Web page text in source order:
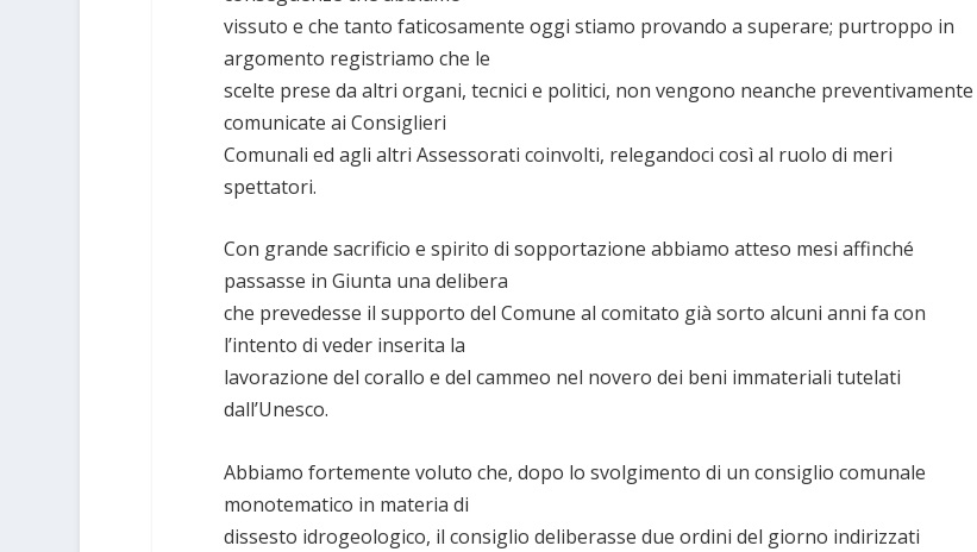
vissuto e che tanto faticosamente oggi stiamo provando a superare; purtroppo in
argomento registriamo che le
scelte prese da altri organi, tecnici e politici, non vengono neanche preventivamente
comunicate ai Consiglieri
Comunali ed agli altri Assessorati coinvolti, relegandoci così al ruolo di meri
spettatori.
Con grande sacrificio e spirito di sopportazione abbiamo atteso mesi affinché
passasse in Giunta una delibera
che prevedesse il supporto del Comune al comitato già sorto alcuni anni fa con
l’intento di veder inserita la
lavorazione del corallo e del cammeo nel novero dei beni immateriali tutelati
dall’Unesco.
Abbiamo fortemente voluto che, dopo lo svolgimento di un consiglio comunale
monotematico in materia di
dissesto idrogeologico, il consiglio deliberasse due ordini del giorno indirizzati